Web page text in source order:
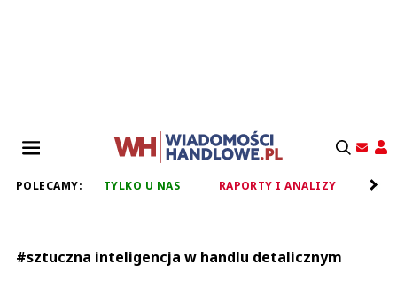
POLECAMY: TYLKO U NAS RAPORTY I ANALIZY
#sztuczna inteligencja w handlu detalicznym